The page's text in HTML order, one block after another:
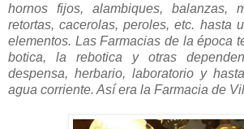
hornos fijos, alambiques, balanzas,
retortas, cacerolas, peroles, etc. hasta
elementos. Las Farmacias de la época
botica, la rebotica y otras
despensa, herbario, laboratorio y
agua corriente. Así era la Farmacia de